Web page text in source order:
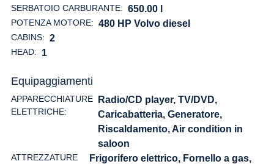
SERBATOIO CARBURANTE: 650.00 l
POTENZA MOTORE: 480 HP Volvo diesel
CABINS: 2
HEAD: 1
Equipaggiamenti
APPARECCHIATURE
ELETTRICHE:
Radio/CD player, TV/DVD,
Caricabatteria, Generatore,
Riscaldamento, Air condition in
saloon
ATTREZZATURE
Frigorifero elettrico, Fornello a gas,